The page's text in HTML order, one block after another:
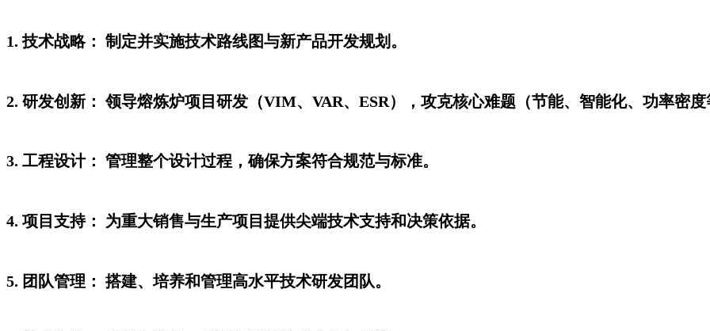
1. 技术战略： 制定并实施技术路线图与新产品开发规划。
2. 研发创新： 领导熔炼炉项目研发（VIM、VAR、ESR），攻克核心难题（节能、智能化、功率密
3. 工程设计： 管理整个设计过程，确保方案符合规范与标准。
4. 项目支持： 为重大销售与生产项目提供尖端技术支持和决策依据。
5. 团队管理： 搭建、培养和管理高水平技术研发团队。